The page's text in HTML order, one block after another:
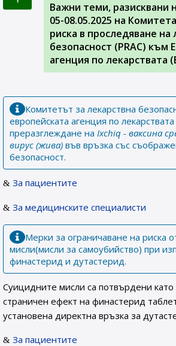
Важни теми, разисквани
05-08.05.2025 на
риска в проследяване на
безопасност (PRAC) към
агенция по лекарствата
Комитетът за лекарствна
европейската агенция по
преразглеждане на Ixchiq - ваксина
вирус (жива) във връзка със
безопасност.
За пациентите
За медицинските специалисти
Мерки за ограничаване на риска
мисли(мисли за самоубийство) при
финастерид и дутастерид.
Суицидните мисли са потвърдени
страничен ефект на финастерид
установена директна връзка за
За пациентите